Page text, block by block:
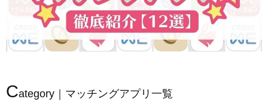
Category｜マッチングアプリ一覧